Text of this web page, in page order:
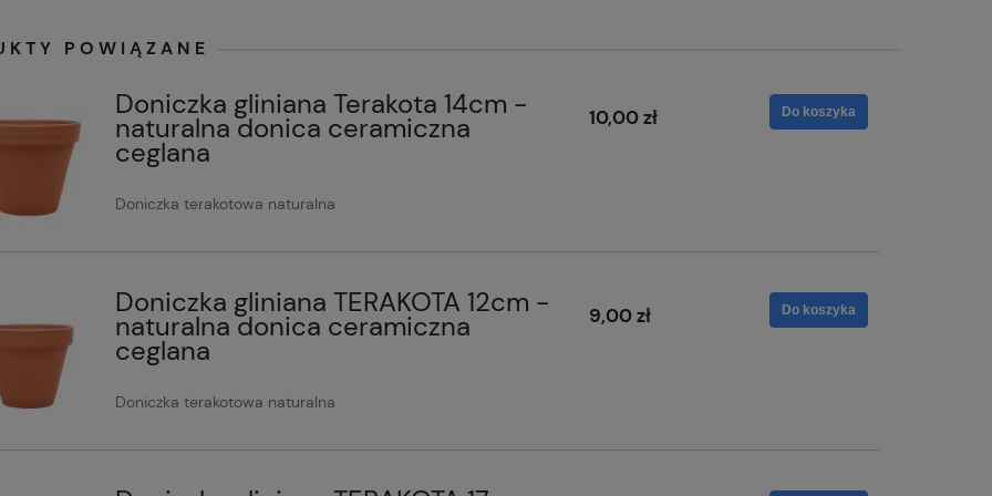
POWIĄZANE
Doniczka gliniana Terakota 14cm -
naturalna donica ceramiczna
ceglana
Doniczka terakotowa naturalna
10,00 zł Do koszyka
Doniczka gliniana TERAKOTA 12cm -
naturalna donica ceramiczna
ceglana
Doniczka terakotowa naturalna
9,00 zł Do koszyka